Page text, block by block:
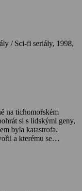
/ Sci-fi seriály, 1998,
na tichomořském
si s lidskými geny,
byla katastrofa.
a kterému se
místo svého pobytu